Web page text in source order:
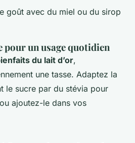
goût avec du miel ou du sirop
pour un usage quotidien
du lait d’or,
une tasse. Adaptez la
le sucre par du stévia pour
ajoutez-le dans vos